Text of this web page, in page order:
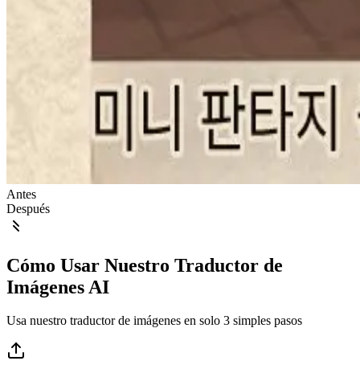
Antes
Después
Cómo Usar Nuestro Traductor de
Imágenes AI
Usa nuestro traductor de imágenes en solo 3 simples pasos